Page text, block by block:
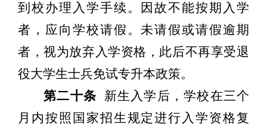
到校办理入学手续。因故不能按期入学
者，应向学校请假。未请假或请假逾期
者，视为放弃入学资格，此后不再享受退
役大学生士兵免试专升本政策。
第二十条
新生入学后，学校在三个
月内按照国家招生规定进行入学资格复